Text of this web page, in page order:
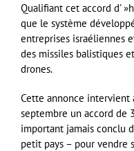
Qualifiant cet accord d'
que le système
entreprises israéliennes
des missiles balistiques
drones.
Cette annonce intervient
septembre un accord de
important jamais conclu
petit pays – pour vendre